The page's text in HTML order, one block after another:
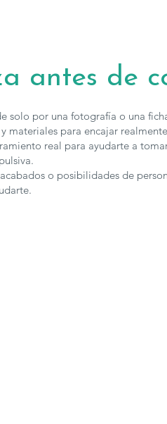
Los muebles
puedes
antes de
solo por una fotografía o una
materiales para encajar
real para ayudarte a
o posibilidades de